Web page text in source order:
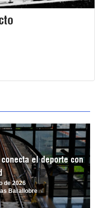
el deporte con
de 2026
Barallobre